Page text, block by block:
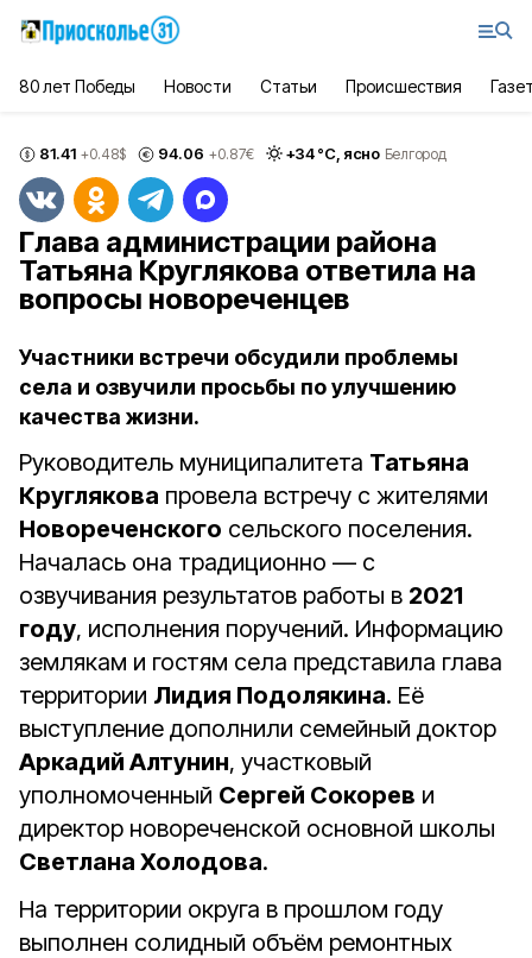
80 лет Победы Новости Статьи Происшествия
81.41 +0.48$ 94.06 +0.87€ +34°С, ясно Белгород
Глава администрации района
Татьяна Круглякова ответила на
вопросы новореченцев
Участники встречи обсудили проблемы
села и озвучили просьбы по улучшению
качества жизни.
Руководитель муниципалитета Татьяна
Круглякова провела встречу с жителями
Новореченского сельского поселения.
Началась она традиционно — с
озвучивания результатов работы в 2021
году, исполнения поручений. Информацию
землякам и гостям села представила глава
территории Лидия Подолякина. Её
выступление дополнили семейный доктор
Аркадий Алтунин, участковый
уполномоченный Сергей Сокорев и
директор новореченской основной школы
Светлана Холодова.
На территории округа в прошлом году
выполнен солидный объём ремонтных